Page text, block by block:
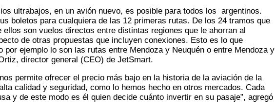
ultrabajos, en un avión nuevo, es posible para todos los argentinos.
boletos para cualquiera de las 12 primeras rutas. De los 24 tramos que
son vuelos directos entre distintas regiones que le ahorran al
de otras propuestas que incluyen conexiones. Esto es lo que
por ejemplo lo son las rutas entre Mendoza y Neuquén o entre Mendoza y
director general (CEO) de JetSmart.
permite ofrecer el precio más bajo en la historia de la aviación de la
calidad y seguridad, como lo hemos hecho en otros mercados. Cada
y de este modo es él quien decide cuánto invertir en su pasaje”, agregó